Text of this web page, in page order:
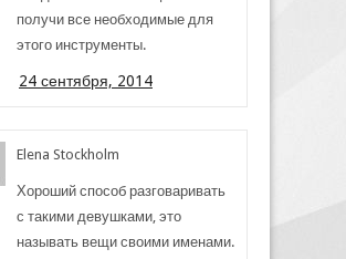
получи все необходимые для
этого инструменты.
24 сентября, 2014
Elena Stockholm
Хороший способ разговаривать
с такими девушками, это
называть вещи своими именами.